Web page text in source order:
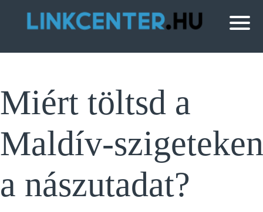
Miért töltsd a
Maldív-szigeteken
a nászutadat?